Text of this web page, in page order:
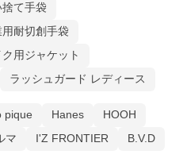
て手袋
用耐切創手袋
用ジャケット
ラッシュガード レディース
pique Hanes
HOOH
マ I'Z FRONTIER B.V.D